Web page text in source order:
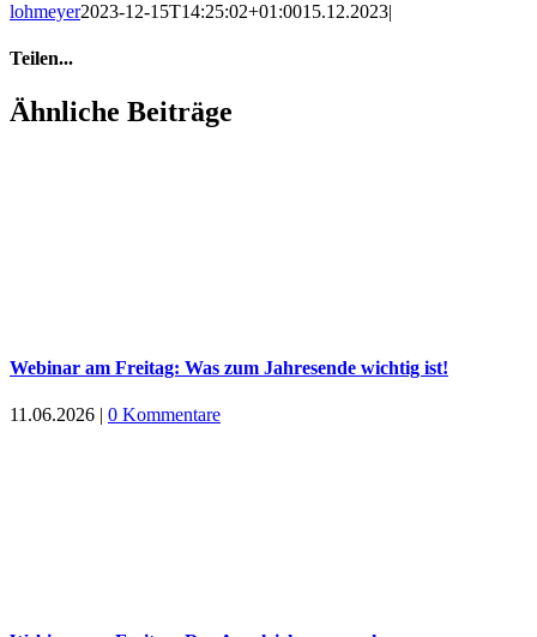
lohmeyer2023-12-15T14:25:02+01:0015.12.2023|
Teilen...
Facebook
X
LinkedIn
Ähnliche Beiträge
Webinar am Freitag: Was zum Jahresende wichtig ist!
11.06.2026 | 0 Kommentare